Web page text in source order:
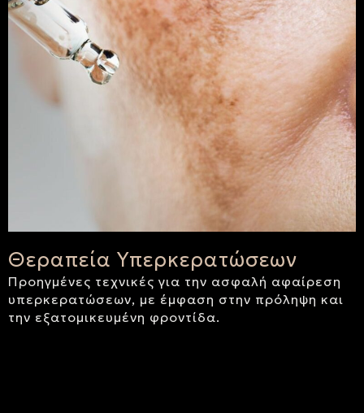
Θεραπεία Υπερκερατώσεων
Προηγμένες τεχνικές για την ασφαλή αφαίρεση
υπερκερατώσεων, με έμφαση στην πρόληψη και
την εξατομικευμένη φροντίδα.